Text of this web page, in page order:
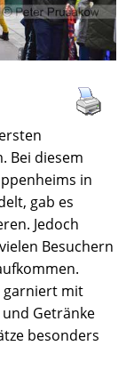
Bei diesem
in
gab es
Jedoch
Besuchern
garniert mit
Getränke
besonders